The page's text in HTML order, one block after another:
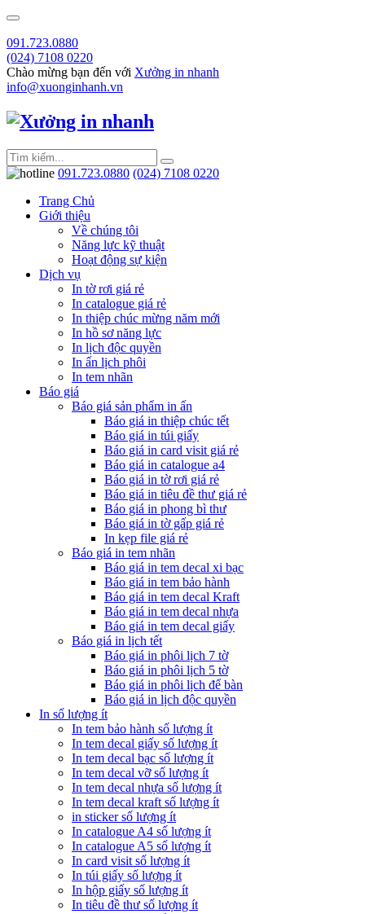
091.723.0880
(024) 7108 0220
Chào mừng bạn đến với Xưởng in nhanh
info@xuonginhanh.vn
091.723.0880 (024) 7108 0220
Trang Chủ
Giới thiệu
Về chúng tôi
Năng lực kỹ thuật
Hoạt động sự kiện
Dịch vụ
In tờ rơi giá rẻ
In catalogue giá rẻ
In thiệp chúc mừng năm mới
In hồ sơ năng lực
In lịch độc quyền
In ấn lịch phôi
In tem nhãn
Báo giá
Báo giá sản phẩm in ấn
Báo giá in thiệp chúc tết
Báo giá in túi giấy
Báo giá in card visit giá rẻ
Báo giá in catalogue a4
Báo giá in tờ rơi giá rẻ
Báo giá in tiêu đề thư giá rẻ
Báo giá in phong bì thư
Báo giá in tờ gấp giá rẻ
In kẹp file giá rẻ
Báo giá in tem nhãn
Báo giá in tem decal xi bạc
Báo giá in tem bảo hành
Báo giá in tem decal Kraft
Báo giá in tem decal nhựa
Báo giá in tem decal giấy
Báo giá in lịch tết
Báo giá in phôi lịch 7 tờ
Báo giá in phôi lịch 5 tờ
Báo giá in phôi lịch để bàn
Báo giá in lịch độc quyền
In số lượng ít
In tem bảo hành số lượng ít
In tem decal giấy số lượng ít
In tem decal bạc số lượng ít
In tem decal vỡ số lượng ít
In tem decal nhựa số lượng ít
In tem decal kraft số lượng ít
in sticker số lượng ít
In catalogue A4 số lượng ít
In catalogue A5 số lượng ít
In card visit số lượng ít
In túi giấy số lượng ít
In hộp giấy số lượng ít
In tiêu đề thư số lượng ít